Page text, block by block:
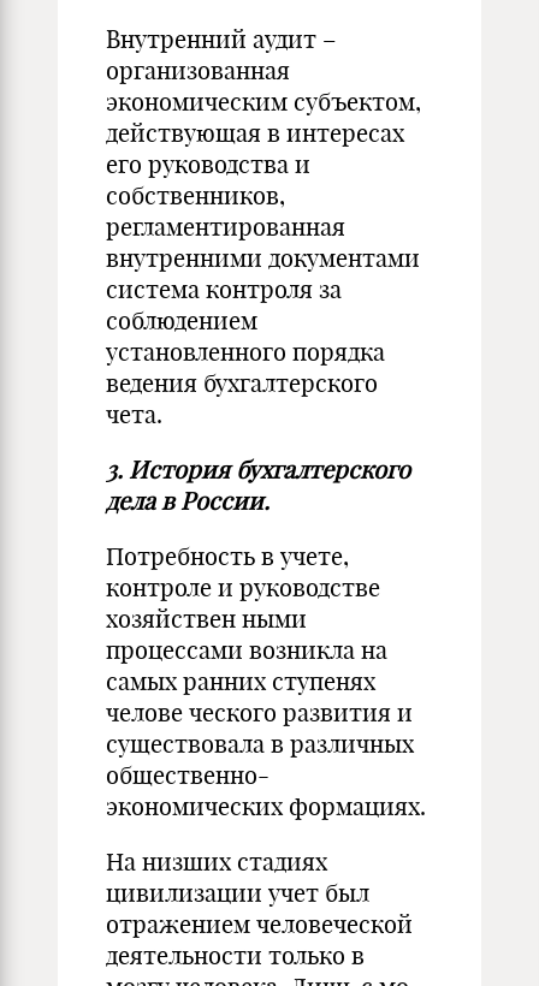
Внутренний аудит –
организованная
экономическим субъектом,
действующая в интересах
его руководства и
собственников,
регламентированная
внутренними документами
система контроля за
соблюдением
установленного порядка
ведения бухгалтерского
чета.
3. История бухгалтерского
дела в России.
Потребность в учете,
контроле и руководстве
хозяйствен­ ными
процессами возникла на
самых ранних ступенях
челове­ ческого развития и
существовала в различных
общественно-
экономических формациях.
На низших стадиях
цивилизации учет был
отражением че­ловеческой
деятельности только в